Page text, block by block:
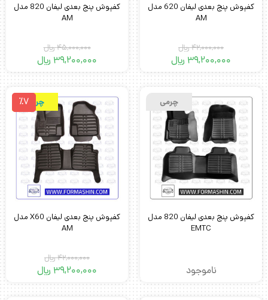
کفپوش پنج بعدی لیفان 620 مدل
AM
42,000,000﷼
39,200,000 ﷼
کفپوش پنج بعدی لیفان 820 مدل
AM
45,000,000﷼
39,200,000 ﷼
چرمی
کفپوش پنج بعدی لیفان 820 مدل
EMTC
ناموجود
چرمی٪7
کفپوش پنج بعدی لیفان X60 مدل
AM
42,000,000﷼
39,200,000 ﷼